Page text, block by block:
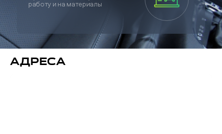
работу и на материалы
Адреса